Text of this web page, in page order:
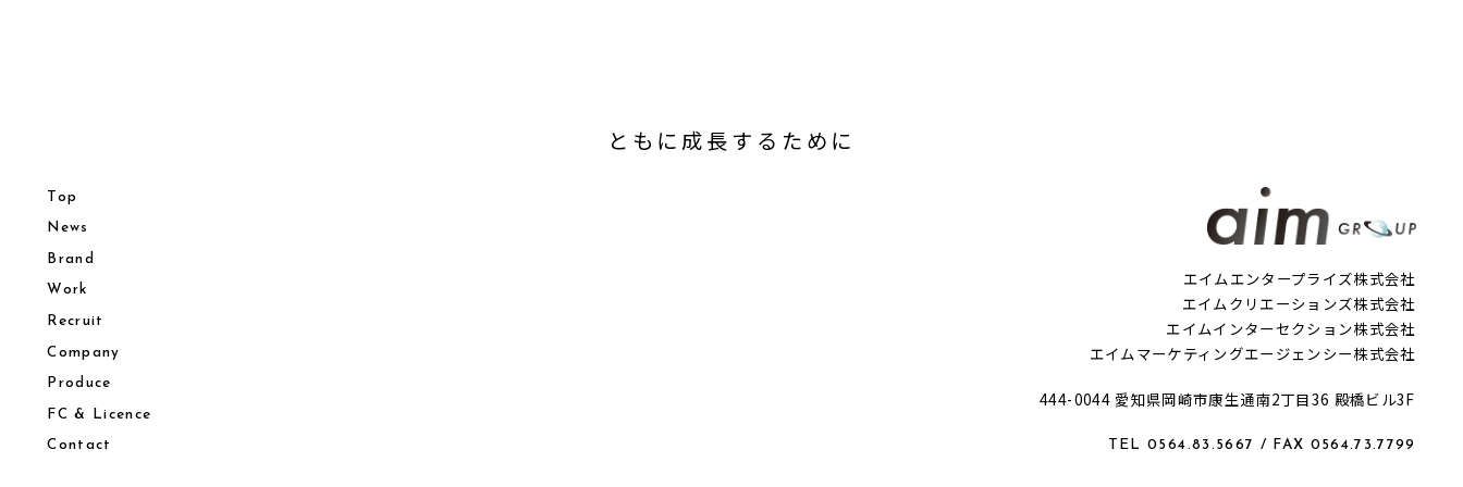
ともに成長するために
Top
News
Brand
Work
Recruit
Company
Produce
FC & Licence
Contact
エイムエンタープライズ株式会社
エイムクリエーションズ株式会社
エイムインターセクション株式会社
エイムマーケティングエージェンシー株式会社
444-0044 愛知県岡崎市康生通南2丁目36 殿橋ビル3F
TEL 0564.83.5667 / FAX 0564.73.7799